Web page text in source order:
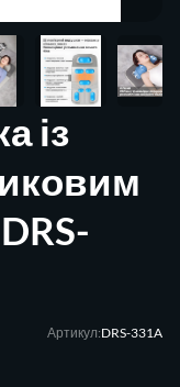
із
Артикул:DRS-331A